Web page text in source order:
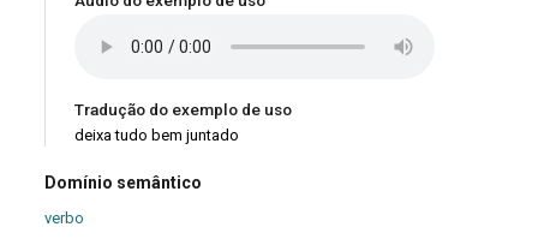
Tradução do exemplo de uso
deixa tudo bem juntado
Domínio semântico
verbo